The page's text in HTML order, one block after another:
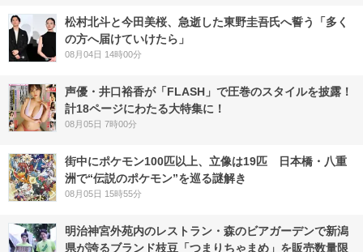
松村北斗と今田美桜、急逝した東野圭吾氏へ誓う「多く
の方へ届けていけたら」
08月04日 14時00分
声優・井口裕香が「FLASH」で圧巻のスタイルを披露！
計18ページにわたる大特集に！
08月05日 7時00分
街中にポケモン100匹以上、立像は19匹 日本橋・八重
洲で“伝説のポケモン”を巡る謎解き
08月05日 15時55分
明治神宮外苑内のレストラン・森のビアガーデンで新潟
県が誇るブランド枝豆「つまりちゃまめ」を販売数量限